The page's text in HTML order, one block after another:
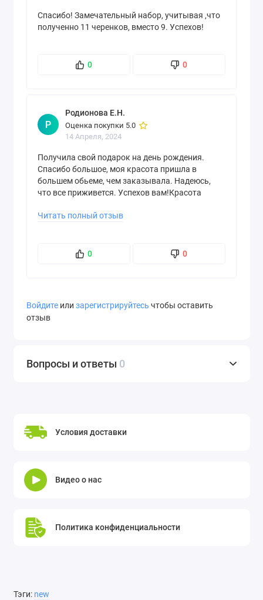
Спасибо! Замечательный набор, учитывая ,что
полученно 11 черенков, вместо 9. Успехов!
0 0
Р
Родионова Е.Н.
Оценка покупки 5.0
14 Апреля, 2024
Получила свой подарок на день рождения.
Спасибо большое, моя красота пришла в
большем обьеме, чем заказывала. Надеюсь,
что все приживется. Успехов вам!Красота
Читать полный отзыв
0 0
Войдите или зарегистрируйтесь чтобы оставить
отзыв
Вопросы и ответы 0
Условия доставки
Видео о нас
Политика конфиденциальности
Тэги: new